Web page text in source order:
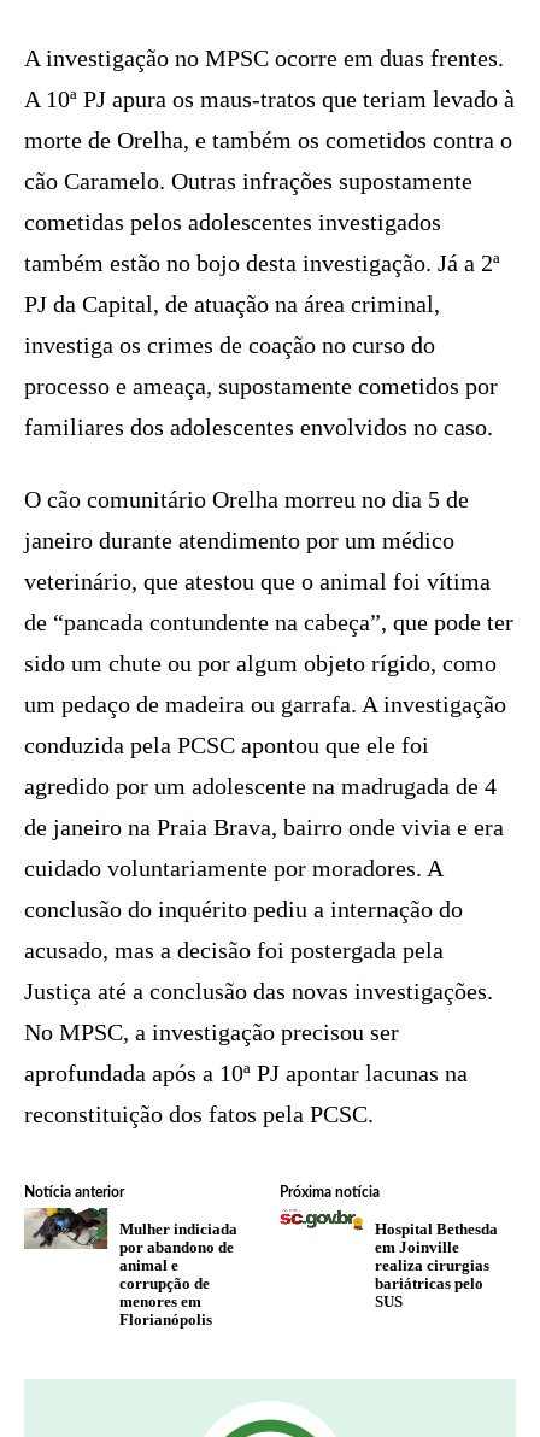
A investigação no MPSC ocorre em duas frentes.
A 10ª PJ apura os maus-tratos que teriam levado à
morte de Orelha, e também os cometidos contra o
cão Caramelo. Outras infrações supostamente
cometidas pelos adolescentes investigados
também estão no bojo desta investigação. Já a 2ª
PJ da Capital, de atuação na área criminal,
investiga os crimes de coação no curso do
processo e ameaça, supostamente cometidos por
familiares dos adolescentes envolvidos no caso.
O cão comunitário Orelha morreu no dia 5 de
janeiro durante atendimento por um médico
veterinário, que atestou que o animal foi vítima
de “pancada contundente na cabeça”, que pode ter
sido um chute ou por algum objeto rígido, como
um pedaço de madeira ou garrafa. A investigação
conduzida pela PCSC apontou que ele foi
agredido por um adolescente na madrugada de 4
de janeiro na Praia Brava, bairro onde vivia e era
cuidado voluntariamente por moradores. A
conclusão do inquérito pediu a internação do
acusado, mas a decisão foi postergada pela
Justiça até a conclusão das novas investigações.
No MPSC, a investigação precisou ser
aprofundada após a 10ª PJ apontar lacunas na
reconstituição dos fatos pela PCSC.
Notícia anterior
Mulher indiciada
por abandono de
animal e
corrupção de
menores em
Florianópolis
Próxima notícia
Hospital Bethesda
em Joinville
realiza cirurgias
bariátricas pelo
SUS